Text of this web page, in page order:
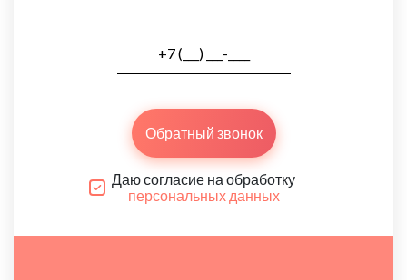
Обратный звонок
Даю согласие на обработку
персональных данных